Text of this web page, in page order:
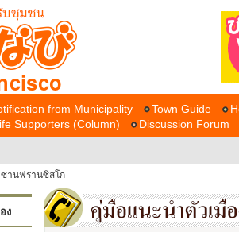
from Municipality Town Guide
Supporters (Column) Discussion Forum
ซานฟรานซิสโก
ง